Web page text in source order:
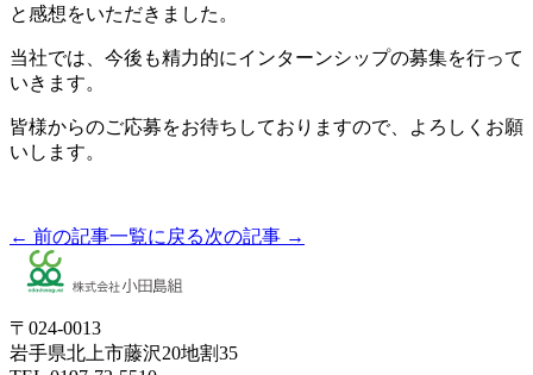
と感想をいただきました。
当社では、今後も精力的にインターンシップの募集を行って
いきます。
皆様からのご応募をお待ちしておりますので、よろしくお願
いします。
← 前の記事一覧に戻る次の記事 →
〒024-0013
岩手県北上市藤沢20地割35